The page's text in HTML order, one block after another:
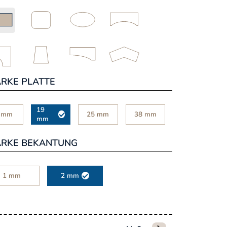
PLATTE
19
mm
25 mm 38 mm
BEKANTUNG
1 mm 2 mm